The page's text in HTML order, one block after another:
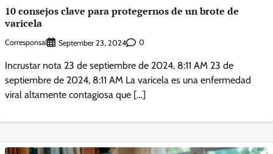
10 consejos clave para protegernos de un brote de
varicela
Corresponsal September 23, 2024 0
Incrustar nota 23 de septiembre de 2024, 8:11 AM 23 de
septiembre de 2024, 8:11 AM La varicela es una enfermedad
viral altamente contagiosa que […]